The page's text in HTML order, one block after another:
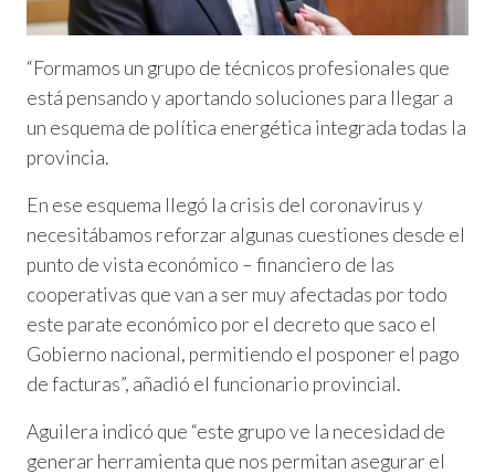
“Formamos un grupo de técnicos profesionales que
está pensando y aportando soluciones para llegar a
un esquema de política energética integrada todas la
provincia.
En ese esquema llegó la crisis del coronavirus y
necesitábamos reforzar algunas cuestiones desde el
punto de vista económico – financiero de las
cooperativas que van a ser muy afectadas por todo
este parate económico por el decreto que saco el
Gobierno nacional, permitiendo el posponer el pago
de facturas”, añadió el funcionario provincial.
Aguilera indicó que “este grupo ve la necesidad de
generar herramienta que nos permitan asegurar el